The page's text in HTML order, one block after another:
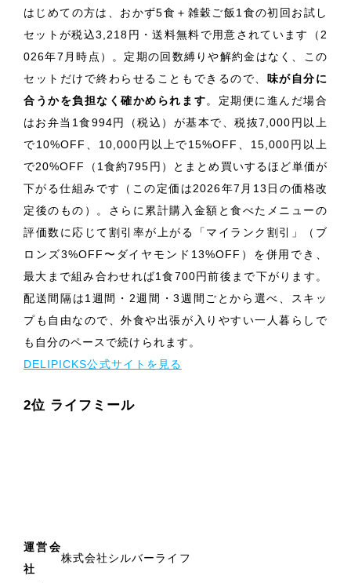
はじめての方は、おかず5食＋雑穀ご飯1食の初回お試し
セットが税込3,218円・送料無料で用意されています（2
026年7月時点）。定期の回数縛りや解約金はなく、この
セットだけで終わらせることもできるので、 味が自分に
合うかを負担なく確かめられます。定期便に進んだ場合
はお弁当1食994円（税込）が基本で、税抜7,000円以上
で10%OFF、10,000円以上で15%OFF、15,000円以上
で20%OFF（1食約795円）とまとめ買いするほど単価が
下がる仕組みです（この定価は2026年7月13日の価格改
定後のもの）。さらに累計購入金額と食べたメニューの
評価数に応じて割引率が上がる「マイランク割引」（ブ
ロンズ3%OFF〜ダイヤモンド13%OFF）を併用でき、
最大まで組み合わせれば1食700円前後まで下がります。
配送間隔は1週間・2週間・3週間ごとから選べ、スキッ
プも自由なので、外食や出張が入りやすい一人暮らしで
も自分のペースで続けられます。
DELIPICKS公式サイトを見る
2位 ライフミール
運営会
社
株式会社シルバーライフ